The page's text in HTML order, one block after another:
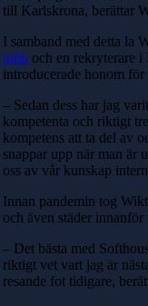
till Karlskrona, berättar
I samband med detta la
jobb och en rekryterare i
introducerade honom för
– Sedan dess har jag
kompetenta och riktigt
kompetens att ta del av
snappar upp när man är
oss av vår kunskap
Innan pandemin tog
och även städer
– Det bästa med
riktigt vet vart jag är
resande fot tidigare,